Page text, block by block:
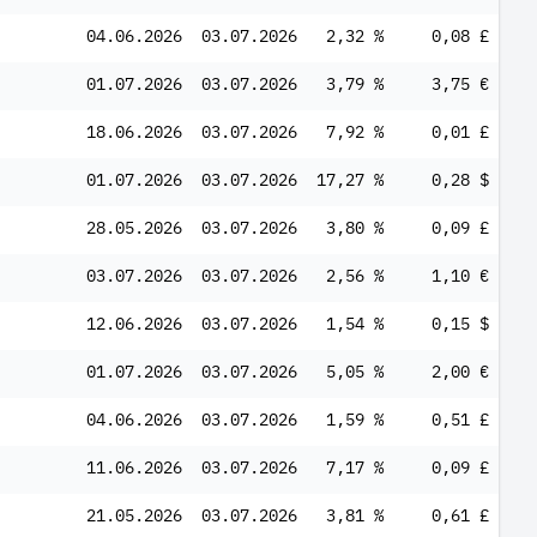
04.06.2026 03.07.2026 2,32 % 0,08 £
01.07.2026 03.07.2026 3,79 % 3,75 €
18.06.2026 03.07.2026 7,92 % 0,01 £
01.07.2026 03.07.2026 17,27 % 0,28 $
28.05.2026 03.07.2026 3,80 % 0,09 £
03.07.2026 03.07.2026 2,56 % 1,10 €
12.06.2026 03.07.2026 1,54 % 0,15 $
01.07.2026 03.07.2026 5,05 % 2,00 €
04.06.2026 03.07.2026 1,59 % 0,51 £
11.06.2026 03.07.2026 7,17 % 0,09 £
21.05.2026 03.07.2026 3,81 % 0,61 £